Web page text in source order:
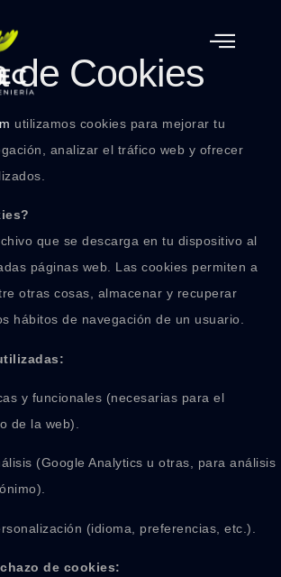
de Cookies
utilizamos cookies para mejorar tu
analizar el tráfico web y ofrecer
que se descarga en tu dispositivo al
páginas web. Las cookies permiten a
otras cosas, almacenar y recuperar
hábitos de navegación de un usuario.
y funcionales (necesarias para el
de la web).
(Google Analytics u otras, para análisis
(idioma, preferencias, etc.).
de cookies: